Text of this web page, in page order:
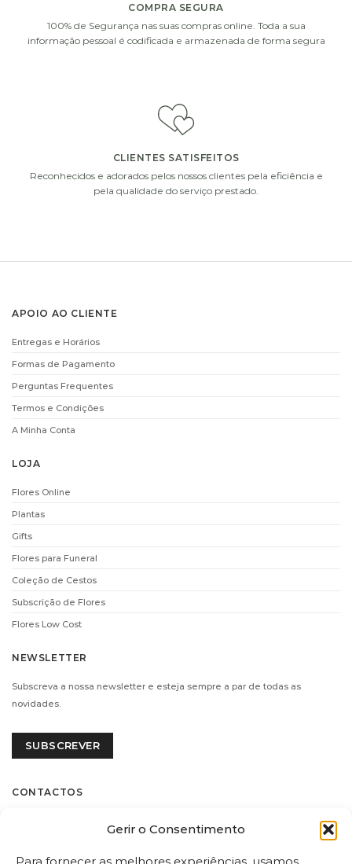
Gerir o Consentimento
COMPRA SEGURA
100% de Segurança nas suas compras online. Toda a sua
informação pessoal é codificada e armazenada de forma segura
CLIENTES SATISFEITOS
Reconhecidos e adorados pelos nossos clientes pela eficiência e
pela qualidade do serviço prestado.
APOIO AO CLIENTE
Entregas e Horários
Formas de Pagamento
Perguntas Frequentes
Termos e Condições
A Minha Conta
LOJA
Flores Online
Plantas
Gifts
Flores para Funeral
Coleção de Cestos
Subscrição de Flores
Flores Low Cost
NEWSLETTER
Subscreva a nossa newsletter e esteja sempre a par de todas as
novidades.
SUBSCREVER
CONTACTOS
1070-051 – Lisboa